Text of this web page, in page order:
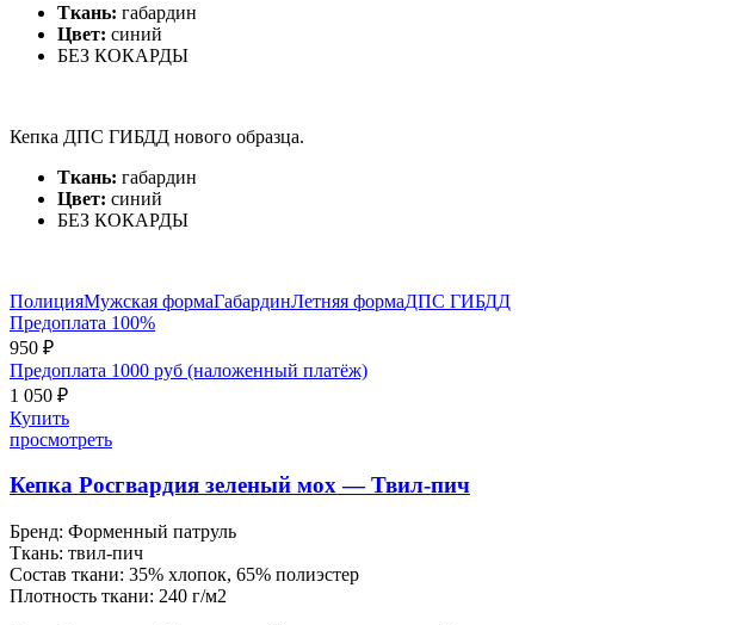
Ткань: габардин
Цвет: синий
БЕЗ КОКАРДЫ
Кепка ДПС ГИБДД нового образца.
Ткань: габардин
Цвет: синий
БЕЗ КОКАРДЫ
ПолицияМужская формаГабардинЛетняя формаДПС ГИБДД
Предоплата 100%
950 ₽
Предоплата 1000 руб (наложенный платёж)
1 050 ₽
Купить
просмотреть
Кепка Росгвардия зеленый мох — Твил-пич
Бренд: Форменный патруль
Ткань: твил-пич
Состав ткани: 35% хлопок, 65% полиэстер
Плотность ткани: 240 г/м2